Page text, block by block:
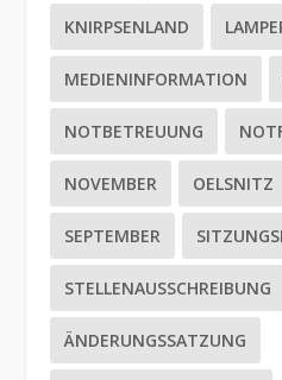
KNIRPSENLAND
MEDIENINFORMATION
NOTBETREUUNG
NOVEMBER OELSNITZ
SEPTEMBER
STELLENAUSSCHREIBUNG
ÄNDERUNGSSATZUNG